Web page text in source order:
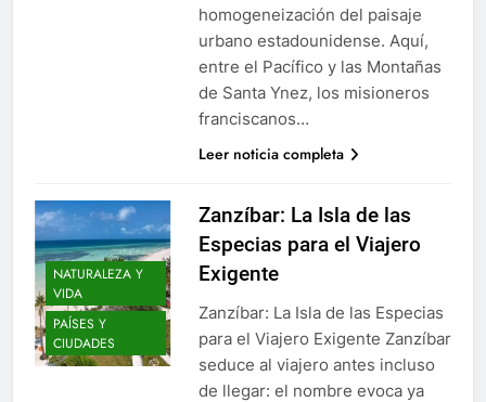
homogeneización del paisaje
urbano estadounidense. Aquí,
entre el Pacífico y las Montañas
de Santa Ynez, los misioneros
franciscanos…
Leer noticia completa
NATURALEZA Y
VIDA
PAÍSES Y
CIUDADES
Zanzíbar: La Isla de las
Especias para el Viajero
Exigente
Zanzíbar: La Isla de las Especias
para el Viajero Exigente Zanzíbar
seduce al viajero antes incluso
de llegar: el nombre evoca ya